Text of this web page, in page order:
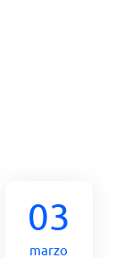
03
marzo